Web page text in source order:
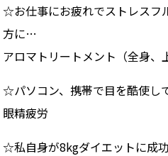
☆お仕事にお疲れでストレスフ
方に…
アロマトリートメント（全身、
☆パソコン、携帯で目を酷使し
眼精疲労
☆私自身が8kgダイエットに成